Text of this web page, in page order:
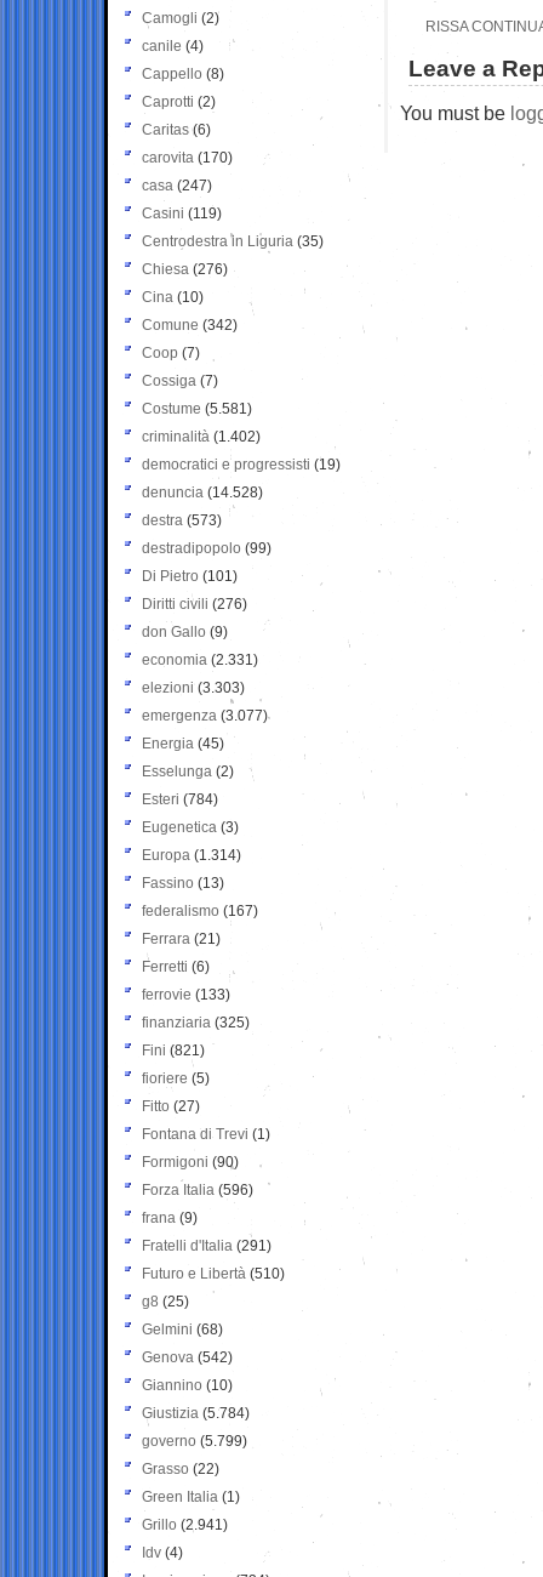
RISSA
Leave a
You must be
Camogli (2)
canile (4)
Cappello (8)
Caprotti (2)
Caritas (6)
carovita (170)
casa (247)
Casini (119)
Centrodestra in Liguria (35)
Chiesa (276)
Cina (10)
Comune (342)
Coop (7)
Cossiga (7)
Costume (5.581)
criminalità (1.402)
democratici e progressisti (19)
denuncia (14.528)
destra (573)
destradipopolo (99)
Di Pietro (101)
Diritti civili (276)
don Gallo (9)
economia (2.331)
elezioni (3.303)
emergenza (3.077)
Energia (45)
Esselunga (2)
Esteri (784)
Eugenetica (3)
Europa (1.314)
Fassino (13)
federalismo (167)
Ferrara (21)
Ferretti (6)
ferrovie (133)
finanziaria (325)
Fini (821)
fioriere (5)
Fitto (27)
Fontana di Trevi (1)
Formigoni (90)
Forza Italia (596)
frana (9)
Fratelli d'Italia (291)
Futuro e Libertà (510)
g8 (25)
Gelmini (68)
Genova (542)
Giannino (10)
Giustizia (5.784)
governo (5.799)
Grasso (22)
Green Italia (1)
Grillo (2.941)
Idv (4)